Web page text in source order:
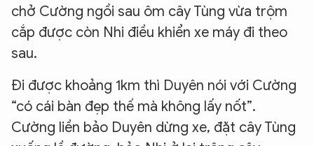
chở Cường ngồi sau ôm cây Tùng vừa trộm
cắp được còn Nhi điều khiển xe máy đi theo
sau.
Đi được khoảng 1km thì Duyên nói với Cường
“có cái bàn đẹp thế mà không lấy nốt”.
Cường liền bảo Duyên dừng xe, đặt cây Tùng